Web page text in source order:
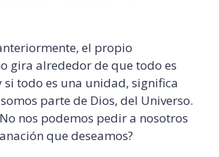
el propio
gira alrededor de que todo es
todo es una unidad, significa
parte de Dios, del Universo.
nos podemos pedir a nosotros
que deseamos?